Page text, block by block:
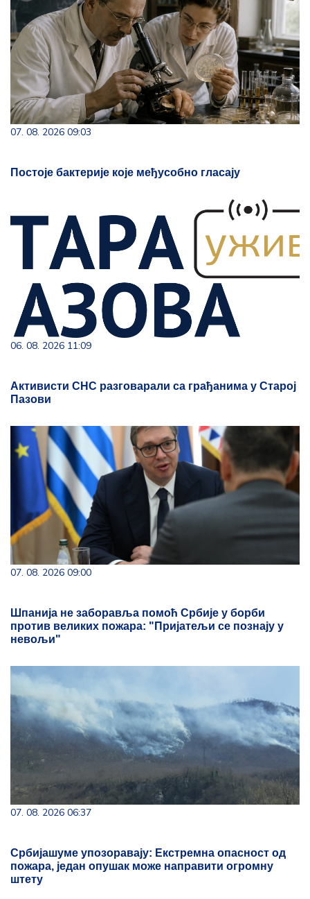
07. 08. 2026 09:03
Постоје бактерије које међусобно гласају
06. 08. 2026 11:09
Активисти СНС разговарали са грађанима у Старој
Пазови
07. 08. 2026 09:00
Шпанија не заборавља помоћ Србије у борби
против великих пожара: "Пријатељи се познају у
невољи"
07. 08. 2026 06:37
Србијашуме упозоравају: Екстремна опасност од
пожара, један опушак може направити огромну
штету